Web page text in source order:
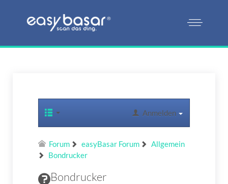
Anmelden
Forum easyBasar Forum
Allgemein
Bondrucker
Bondrucker